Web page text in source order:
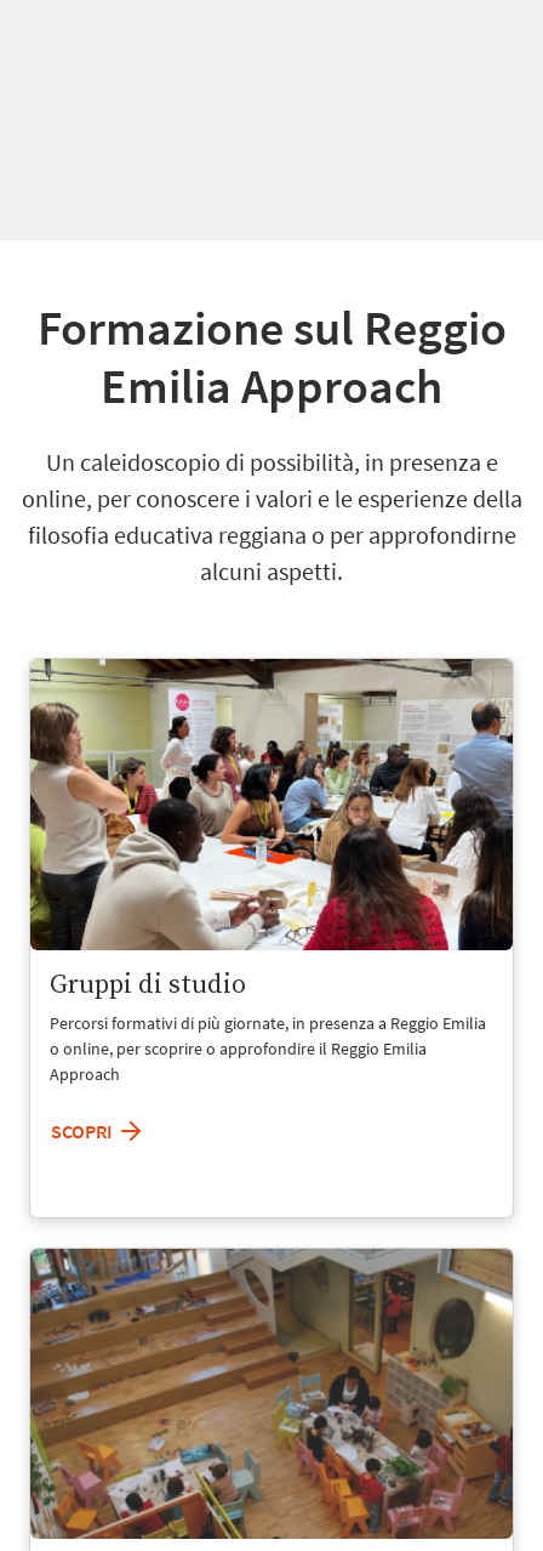
Formazione sul Reggio
Emilia Approach
Un caleidoscopio di possibilità, in presenza e
online, per conoscere i valori e le esperienze della
filosofia educativa reggiana o per approfondirne
alcuni aspetti.
Gruppi di studio
Percorsi formativi di più giornate, in presenza a Reggio Emilia
o online, per scoprire o approfondire il Reggio Emilia
Approach
SCOPRI